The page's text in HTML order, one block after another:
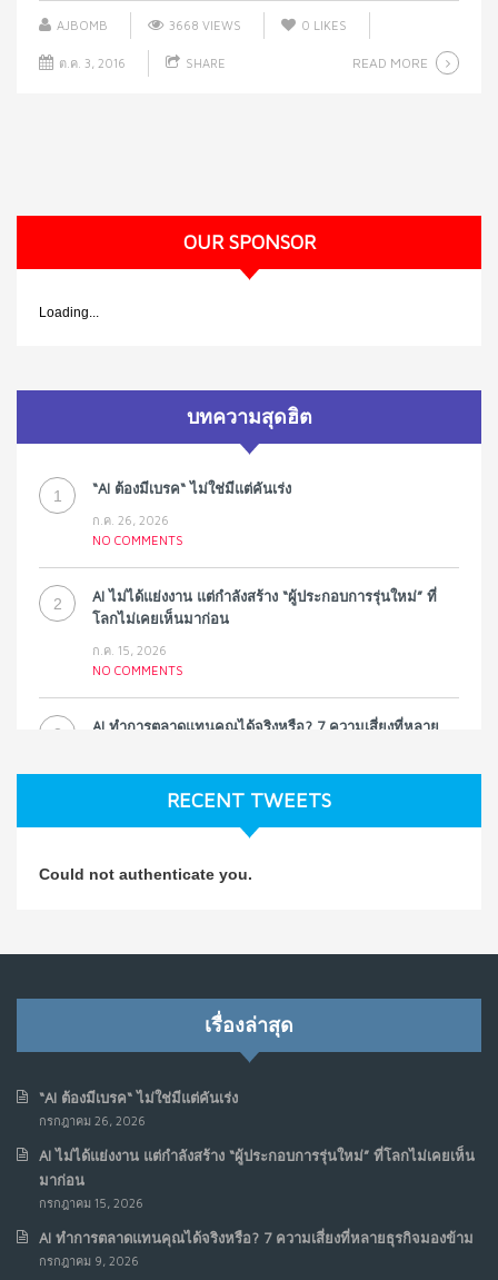
AJBOMB 3668 VIEWS 0 LIKES
ต.ค. 3, 2016 SHARE READ MORE
OUR SPONSOR
Loading...
บทความสุดฮิต
1 “AI ต้องมีเบรค“ ไม่ใช่มีแต่คันเร่ง
ก.ค. 26, 2026
NO COMMENTS
2
AI ไม่ได้แย่งงาน แต่กำลังสร้าง “ผู้ประกอบการรุ่นใหม่” ที่
โลกไม่เคยเห็นมาก่อน
ก.ค. 15, 2026
NO COMMENTS
3
AI ทำการตลาดแทนคุณได้จริงหรือ? 7 ความเสี่ยงที่หลาย
NO COMMENTS
Koe ในแบบอาจารย์บอม
5
รัฐอาจเป็นจุดเริ่มต้นของ “ขบวนการประท้วงดิจิทัล” ครั้งใหม่
6
7
เมื่อรัฐบาลเริ่มคิดแบบแพลตฟอร์ม : AI กำลังเปลี่ยนรัฐ
ราชการไปตลอดกาล
RECENT TWEETS
Could not authenticate you.
เรื่องล่าสุด
“AI ต้องมีเบรค“ ไม่ใช่มีแต่คันเร่ง
กรกฎาคม 26, 2026
AI ไม่ได้แย่งงาน แต่กำลังสร้าง “ผู้ประกอบการรุ่นใหม่” ที่โลกไม่เคยเห็น
มาก่อน
กรกฎาคม 15, 2026
AI ทำการตลาดแทนคุณได้จริงหรือ? 7 ความเสี่ยงที่หลายธุรกิจมองข้าม
กรกฎาคม 9, 2026